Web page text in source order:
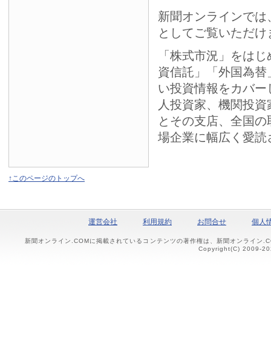
新聞オンラインで
としてご覧いただけ
「株式市況」をは
資信託」「外国為
い投資情報をカバ
人投資家、機関投
とその支店、全国
場企業に幅広く愛読
↑このページのトップへ
運営会社 利用規約 お問合せ 個人
新聞オンライン.COMに掲載されているコンテンツの著作権は、新聞オンライン
Copyright(C) 2009-